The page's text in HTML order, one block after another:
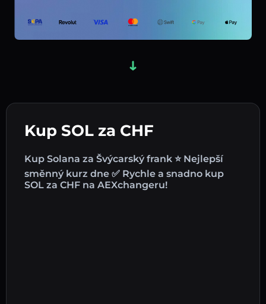
Kup SOL za CHF
Kup Solana za Švýcarský frank ⭐ Nejlepší
směnný kurz dne ✅ Rychle a snadno kup
SOL za CHF na AEXchangeru!